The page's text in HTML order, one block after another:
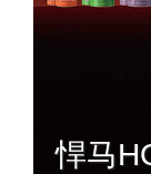
悍马